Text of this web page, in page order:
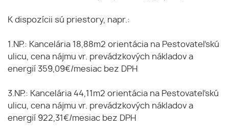
K dispozícii sú priestory, napr.:
1.NP.: Kancelária 18,88m2 orientácia na Pestovateľskú
ulicu, cena nájmu vr. prevádzkových nákladov a
energií 359,09€/mesiac bez DPH
3.NP.: Kancelária 44,11m2 orientácia na Pestovateľskú
ulicu, cena nájmu vr. prevádzkových nákladov a
energií 922,31€/mesiac bez DPH